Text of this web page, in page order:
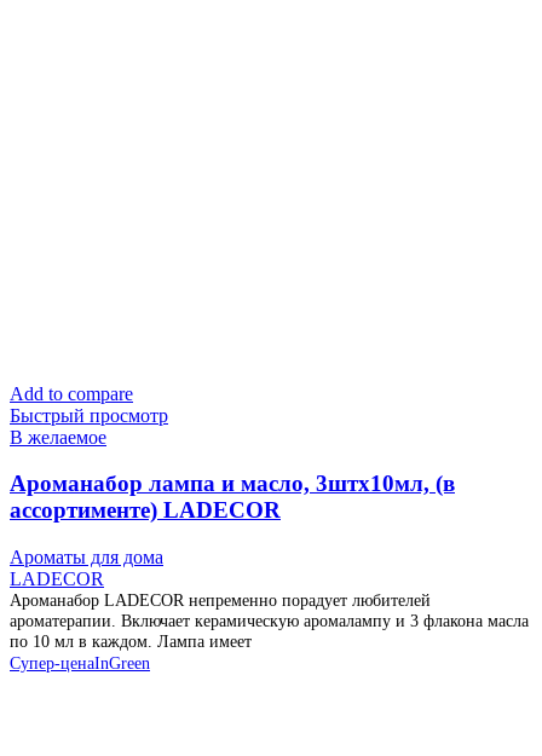
Add to compare
Быстрый просмотр
В желаемое
Ароманабор лампа и масло, 3штx10мл, (в
ассортименте) LADECOR
Ароматы для дома
LADECOR
Ароманабор LADECOR непременно порадует любителей
ароматерапии. Включает керамическую аромалампу и 3 флакона масла
по 10 мл в каждом. Лампа имеет
Супер-ценаInGreen